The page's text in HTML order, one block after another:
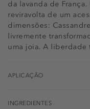
da lavanda de
reviravolta de um
dimensões:
livremente
uma joia. A liberdade
APLICAÇÃO
INGREDIENTES